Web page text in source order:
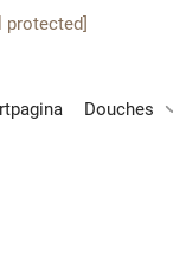
protected]
Douches